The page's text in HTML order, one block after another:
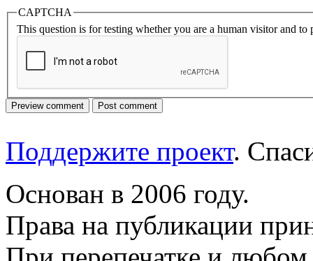
CAPTCHA
This question is for testing whether you are a human visitor and to
Поддержите проект.
Основан в 2006 году.
Права на публикации